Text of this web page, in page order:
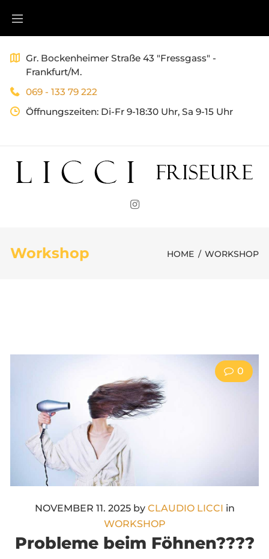
Gr. Bockenheimer Straße 43 "Fressgass" -
Frankfurt/M.
069 - 133 79 222
Öffnungszeiten: Di-Fr 9-18:30 Uhr, Sa 9-15 Uhr
Workshop HOME / WORKSHOP
Kategorie:
Workshop
0
NOVEMBER 11. 2025 by CLAUDIO LICCI in
WORKSHOP
Probleme beim Föhnen????